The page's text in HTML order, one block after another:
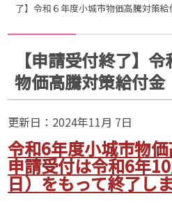
了】令和６年度小城市物価高騰対策給
【申請受付終了】
物価高騰対策給付金
更新日： 2024年11月 7日
令和6年度小城市物
申請受付は令和6年
日）をもって終了し